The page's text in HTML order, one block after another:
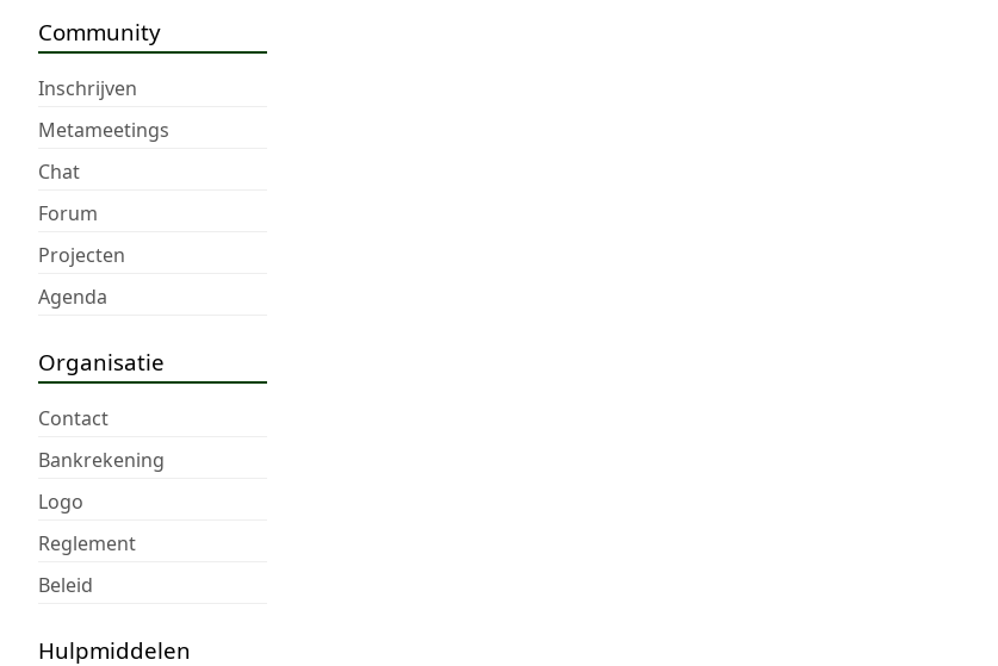
Community
Inschrijven
Metameetings
Chat
Forum
Projecten
Agenda
Organisatie
Contact
Bankrekening
Logo
Reglement
Beleid
Hulpmiddelen